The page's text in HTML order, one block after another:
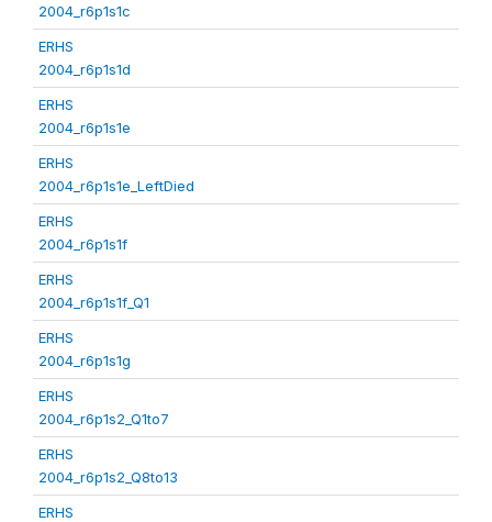
2004_r6p1s1c
ERHS
2004_r6p1s1d
ERHS
2004_r6p1s1e
ERHS
2004_r6p1s1e_LeftDied
ERHS
2004_r6p1s1f
ERHS
2004_r6p1s1f_Q1
ERHS
2004_r6p1s1g
ERHS
2004_r6p1s2_Q1to7
ERHS
2004_r6p1s2_Q8to13
ERHS